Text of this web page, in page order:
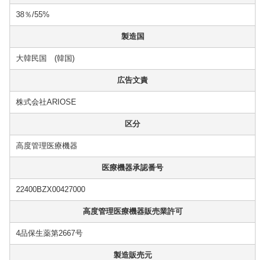
38％/55%
製造国
大韓民国 (韓国)
広告文責
株式会社ARIOSE
区分
高度管理医療機器
医療機器承認番号
22400BZX00427000
高度管理医療機器販売業許可
4品保生薬第2667号
製造販売元